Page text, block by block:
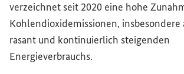
verzeichnet seit 2020 eine hohe
Kohlendioxidemissionen, insbesondere
rasant und kontinuierlich steigenden
Energieverbrauchs.